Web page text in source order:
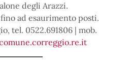
degli Arazzi.
ad esaurimento posti.
tel. 0522.691806 | mob.